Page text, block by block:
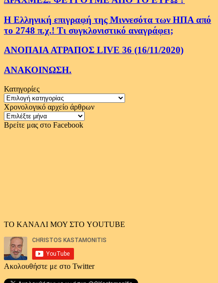
Η Ελληνική επιγραφή της Μιννεσότα των ΗΠΑ από
το 2748 π.χ.! Τι συγκλονιστικό αναγράφει;
ΑΝΟΠΑΙΑ ΑΤΡΑΠΟΣ LIVE 36 (16/11/2020)
ΑΝΑΚΟΙΝΩΣΗ.
Κατηγορίες
Κατηγορίες
Χρονολογικό αρχείο άρθρων
Χρονολογικό
αρχείο
Βρείτε μας στο Facebook
ΤΟ ΚΑΝΑΛΙ ΜΟΥ ΣΤΟ YOUTUBE
Ακολουθήστε με στο Twitter